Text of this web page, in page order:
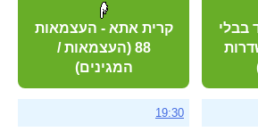
בבלי
קרית אתא - העצמאות
88 (העצמאות /
המגינים)
19:30